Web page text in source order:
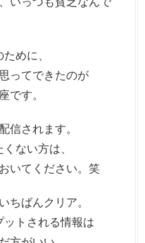
めに、
ってできたのが
です。
信されます。
ない方は、
いてください。笑
ちばんクリア。
ットされる情報は